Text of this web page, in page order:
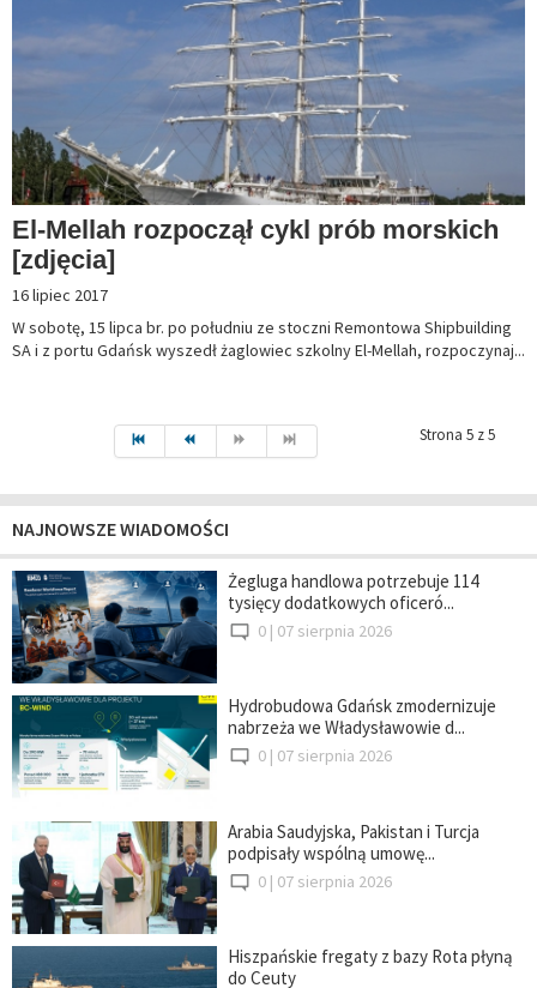
El-Mellah rozpoczął cykl prób morskich
[zdjęcia]
16 lipiec 2017
W sobotę, 15 lipca br. po południu ze stoczni Remontowa Shipbuilding
SA i z portu Gdańsk wyszedł żaglowiec szkolny El-Mellah, rozpoczynaj...
Strona 5 z 5
NAJNOWSZE WIADOMOŚCI
Żegluga handlowa potrzebuje 114
tysięcy dodatkowych oficeró...
0 | 07 sierpnia 2026
Hydrobudowa Gdańsk zmodernizuje
nabrzeża we Władysławowie d...
0 | 07 sierpnia 2026
Arabia Saudyjska, Pakistan i Turcja
podpisały wspólną umowę...
0 | 07 sierpnia 2026
Hiszpańskie fregaty z bazy Rota płyną
do Ceuty